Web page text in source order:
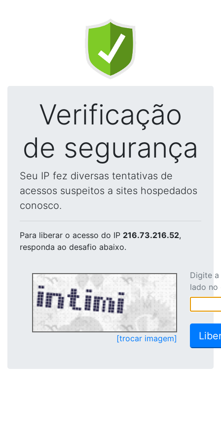
Verificação
de segurança
Seu IP fez diversas tentativas de
acessos suspeitos a sites hospedados
conosco.
Para liberar o acesso do IP 216.73.216.52,
responda ao desafio abaixo.
[trocar imagem]
Digite
lado no